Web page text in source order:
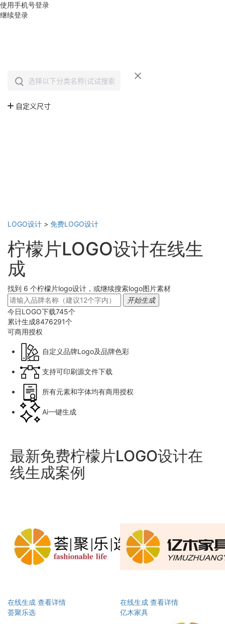
使用手机号登录
继续登录
LOGO设计 > 免费LOGO设计
柠檬片LOGO设计在线生
成
找到 6 个柠檬片logo设计，或继续搜索logo图片素材
开始生成
今日LOGO下载745个
累计生成8476291个
可商用授权
自定义品牌Logo及品牌色彩
支持可印刷源文件下载
所有元素和字体均有商用授权
Ai一键生成
最新免费柠檬片LOGO设计在
线生成案例
在线生成 查看详情
荟聚乐选
在线生成 查看详情
亿木家具